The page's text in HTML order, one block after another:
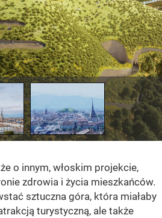
o innym, włoskim projekcie,
zdrowia i życia mieszkańców.
sztuczna góra, która miałaby
turystyczną, ale także